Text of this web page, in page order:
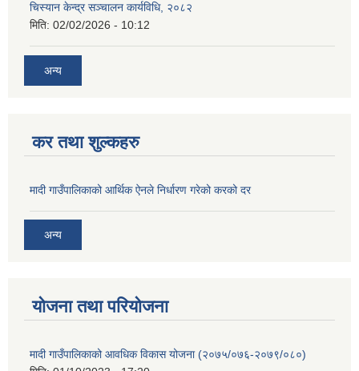
चिस्यान केन्द्र सञ्‍चालन कार्यविधि, २०८२
मिति: 02/02/2026 - 10:12
अन्य
कर तथा शुल्कहरु
मादी गाउँपालिकाको आर्थिक ऐनले निर्धारण गरेको करको दर
अन्य
योजना तथा परियोजना
मादी गाउँपालिकाको आवधिक विकास योजना (२०७५/०७६-२०७९/०८०)